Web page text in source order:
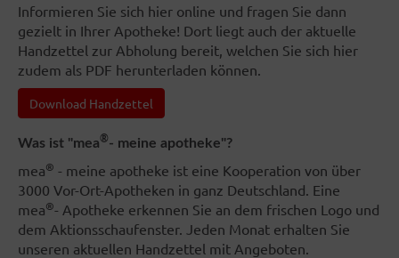
Informieren Sie sich hier online und fragen Sie dann
gezielt in Ihrer Apotheke! Dort liegt auch der aktuelle
Handzettel zur Abholung bereit, welchen Sie sich hier
zudem als PDF herunterladen können.
Download Handzettel
Was ist "mea®- meine apotheke"?
mea® - meine apotheke ist eine Kooperation von über
3000 Vor-Ort-Apotheken in ganz Deutschland. Eine
mea®- Apotheke erkennen Sie an dem frischen Logo und
dem Aktionsschaufenster. Jeden Monat erhalten Sie
unseren aktuellen Handzettel mit Angeboten.